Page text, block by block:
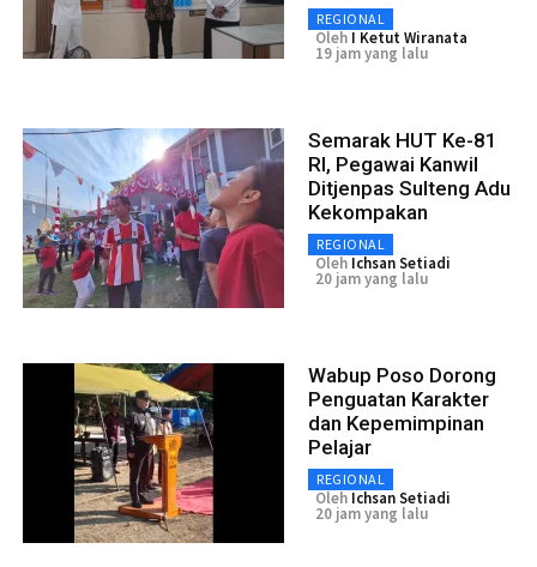
REGIONAL
Oleh I Ketut Wiranata
19 jam yang lalu
Semarak HUT Ke-81
RI, Pegawai Kanwil
Ditjenpas Sulteng Adu
Kekompakan
REGIONAL
Oleh Ichsan Setiadi
20 jam yang lalu
Wabup Poso Dorong
Penguatan Karakter
dan Kepemimpinan
Pelajar
REGIONAL
Oleh Ichsan Setiadi
20 jam yang lalu